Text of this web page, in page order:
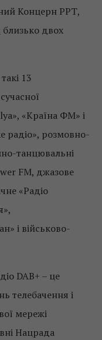
Концерн РРТ,
близько двох
13
«Країна ФМ» і
радіо», розмовно-
танцювальні
FM, джазове
«Радіо
і військово-
DAB+ – це
телебачення і
мережі
Нацрада